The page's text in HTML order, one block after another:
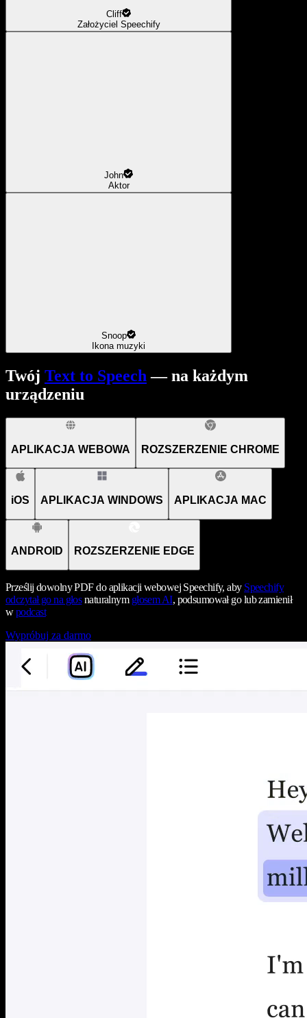
Cliff
Założyciel Speechify
John
Aktor
Snoop
Ikona muzyki
Twój Text to Speech— na każdym
urządzeniu
APLIKACJA WEBOWA ROZSZERZENIE CHROME
iOS APLIKACJA WINDOWS APLIKACJA MAC
ANDROID ROZSZERZENIE EDGE
Prześlij dowolny PDF do aplikacji webowej Speechify, aby Speechify
odczytał go na głosnaturalnym głosem AI, podsumował go lub zamienił
wpodcast
Wypróbuj za darmo